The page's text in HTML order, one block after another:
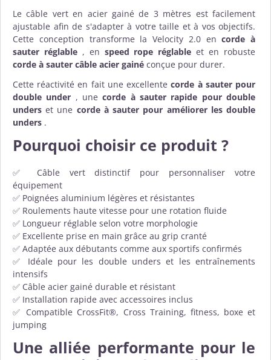
Le câble vert en acier gainé de 3 mètres est facilement
ajustable afin de s'adapter à votre taille et à vos objectifs.
Cette conception transforme la Velocity 2.0 encorde à
sauter réglable, en speed rope réglable et en robuste
corde à sauter câble acier gainé conçue pour durer.
Cette réactivité en fait une excellentecorde à sauter pour
double under , unecorde à sauter rapide pour double
unders et une corde à sauter pour améliorer les double
unders .
Pourquoi choisir ce produit ?
✅ Câble vert distinctif pour personnaliser votre
équipement
✅ Poignées aluminium légères et résistantes
✅ Roulements haute vitesse pour une rotation fluide
✅ Longueur réglable selon votre morphologie
✅ Excellente prise en main grâce au grip cranté
✅ Adaptée aux débutants comme aux sportifs confirmés
✅ Idéale pour les double unders et les entraînements
intensifs
✅ Câble acier gainé durable et résistant
✅ Installation rapide avec accessoires inclus
✅ Compatible CrossFit®, Cross Training, fitness, boxe et
jumping
Une alliée performante pour le